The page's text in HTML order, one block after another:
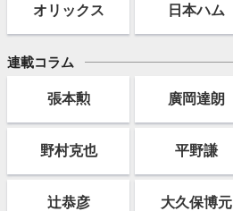
オリックス 日本ハム
連載コラム
張本勲 廣岡達朗
野村克也 平野謙
辻恭彦 大久保博元